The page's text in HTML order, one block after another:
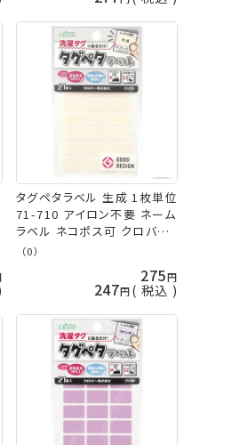
タグペタラベル 生成 1枚単位
71-710 アイロン不要 ネーム
ラベル ネコポス可 クロバー
clv 手芸の山久
（0）
275
247 税込